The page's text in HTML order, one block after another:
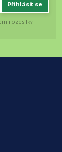
Přihlásit se
rozesílky